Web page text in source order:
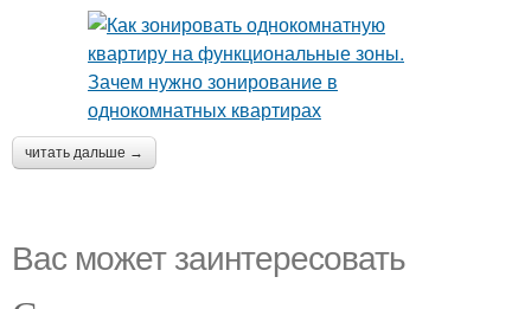
читать дальше →
Вас может заинтересовать